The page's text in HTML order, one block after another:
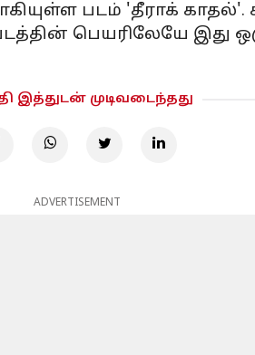
படம் 'தீராக் காதல்'.
பெயரிலேயே இது
இத்துடன் முடிவடைந்தது
ADVERTISEMENT